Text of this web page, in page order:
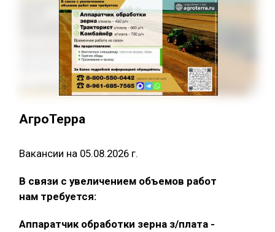
АгроТерра
Вакансии на 05.08.2026 г.
В связи с увеличением объемов работ
нам требуется:
Аппаратчик обработки зерна з/плата -